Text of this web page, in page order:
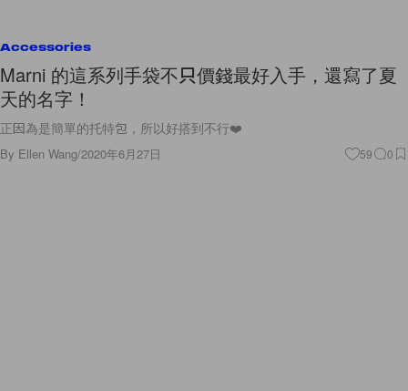
Accessories
Marni 的這系列手袋不只價錢最好入手，還寫了夏
天的名字！
正因為是簡單的托特包，所以好搭到不行❤️
By Ellen Wang/2020年6月27日 59 0